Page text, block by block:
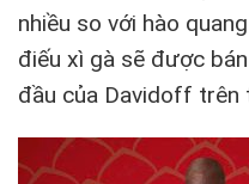
nhiều so với hào
điếu xì gà sẽ được
đầu của Davidoff trên